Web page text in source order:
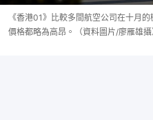
《香港01》比較多間航空公司在十月
價格都略為高昂。（資料圖片/廖雁雄攝